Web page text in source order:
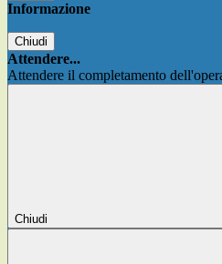
Informazione
Chiudi
Attendere...
Attendere il completamento
Chiudi